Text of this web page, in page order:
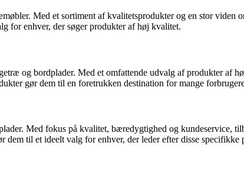
Med et sortiment af kvalitetsprodukter og en stor viden
for enhver, der søger produkter af høj kvalitet.
og bordplader. Med et omfattende udvalg af produkter af
gør dem til en foretrukken destination for mange
Med fokus på kvalitet, bæredygtighed og kundeservice,
til et ideelt valg for enhver, der leder efter disse specifikke